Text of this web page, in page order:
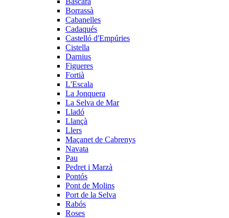
Borrassà
Cabanelles
Cadaqués
Castelló d'Empúries
Cistella
Darnius
Figueres
Fortià
L'Escala
La Jonquera
La Selva de Mar
Lladó
Llançà
Llers
Maçanet de Cabrenys
Navata
Pau
Pedret i Marzà
Pontós
Pont de Molins
Port de la Selva
Rabós
Roses